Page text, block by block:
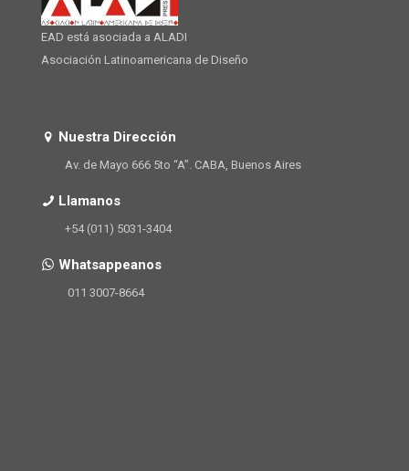
EAD está asociada a ALADI
Asociación Latinoamericana de Diseño
Nuestra Dirección
Av. de Mayo 666 5to “A”. CABA, Buenos Aires
Llamanos
+54 (011) 5031-3404
Whatsappeanos
011 3007-8664